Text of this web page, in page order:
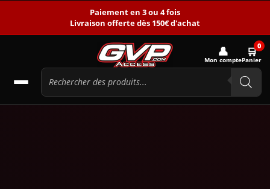
Paiement en 3 ou 4 fois
Livraison offerte dès 150€ d'achat
👤
Mon compte
🛒0
Panier